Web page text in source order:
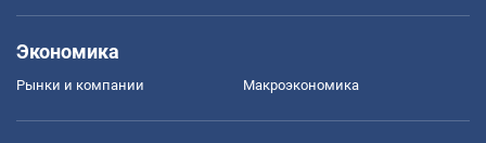
Экономика
Рынки и компании Mакроэкономика